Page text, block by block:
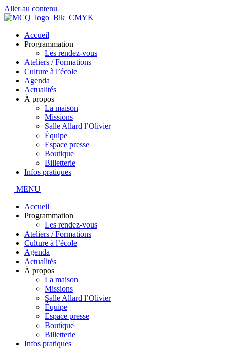
Aller au contenu
Accueil
Programmation
Les rendez-vous
Ateliers / Formations
Culture à l’école
Agenda
Actualités
À propos
La maison
Missions
Salle Allard l’Olivier
Équipe
Espace presse
Boutique
Billetterie
Infos pratiques
MENU
Accueil
Programmation
Les rendez-vous
Ateliers / Formations
Culture à l’école
Agenda
Actualités
À propos
La maison
Missions
Salle Allard l’Olivier
Équipe
Espace presse
Boutique
Billetterie
Infos pratiques